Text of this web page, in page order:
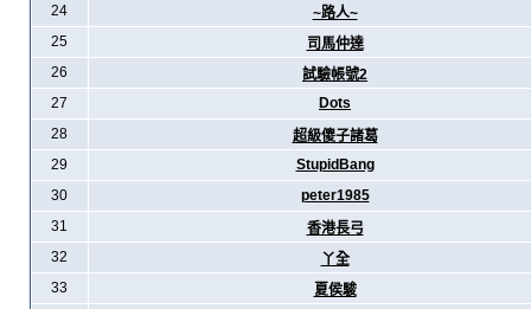
24
~路人~
25
司馬仲達
26
試驗帳號2
27
Dots
28
超級傻子諸葛
29
StupidBang
30
peter1985
31
香港長弓
32
丫全
33
夏侯駿